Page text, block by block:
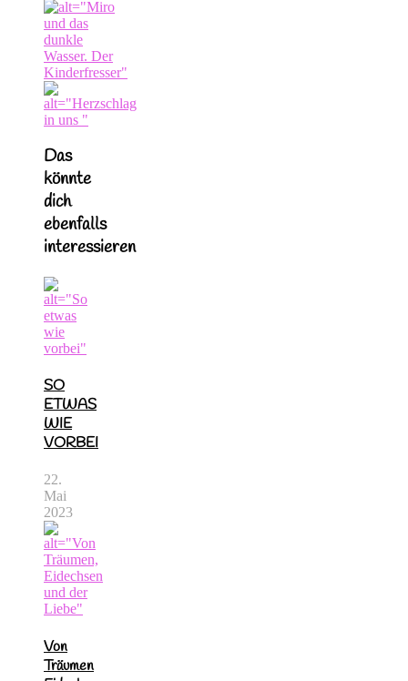
Das
könnte
dich
ebenfalls
interessieren
SO
ETWAS
WIE
VORBEI
22.
Mai
2023
Von
Träumen